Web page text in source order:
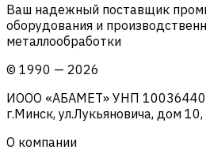
Ваш надежный поставщик
оборудования и
металлообработки
© 1990 — 2026
ИООО «АБАМЕТ» УНП
г.Минск, ул.Лукьяновича, дом 10,
О компании